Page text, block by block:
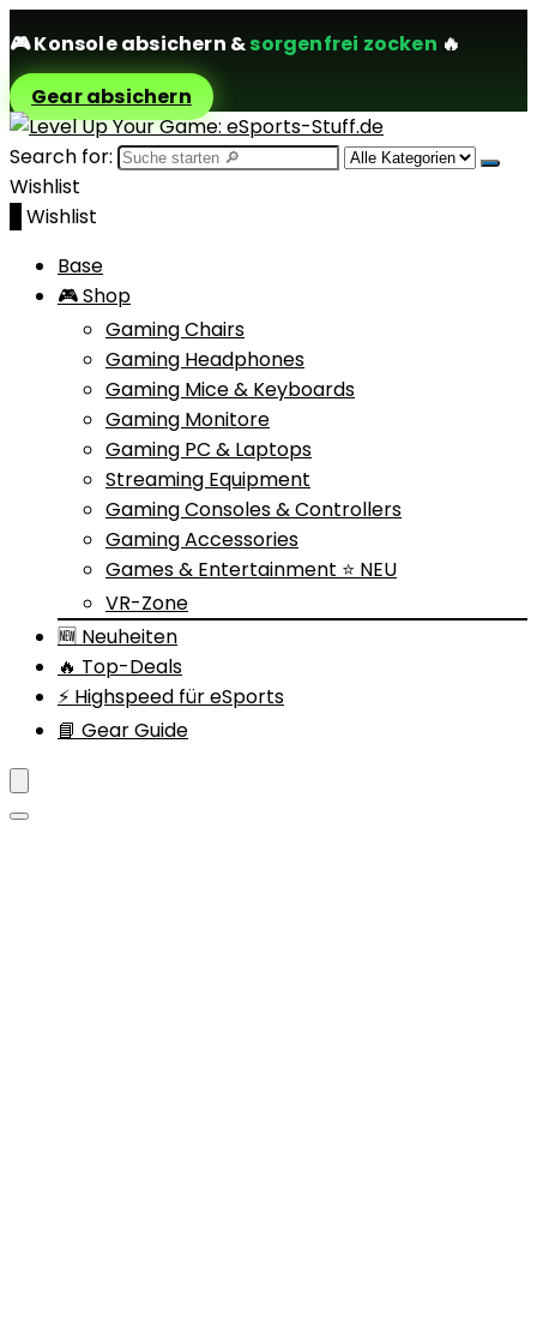
🎮Konsole absichern &sorgenfrei zocken 🔥
Gear absichern
Search for:
Wishlist
Wishlist
Base
🎮 Shop
Gaming Chairs
Gaming Headphones
Gaming Mice & Keyboards
Gaming Monitore
Gaming PC & Laptops
Streaming Equipment
Gaming Consoles & Controllers
Gaming Accessories
Games & Entertainment ⭐ NEU
VR-Zone
🆕 Neuheiten
🔥 Top-Deals
⚡ Highspeed für eSports
📘 Gear Guide